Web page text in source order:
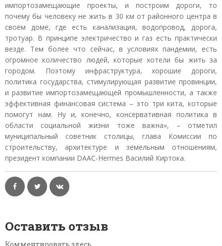
импортозамещающие проекты, и построим дороги, то
почему бы человеку не жить в 30 км от районного центра в
своём доме, где есть канализация, водопровод, дорога,
тротуар. В принципе электричество и газ есть практически
везде. Тем более что сейчас, в условиях пандемии, есть
огромное количество людей, которые хотели бы жить за
городом. Поэтому инфраструктура, хорошие дороги,
политика государства, стимулирующая развитие провинции,
и развитие импортозамещающей промышленности, а также
эффективная финансовая система – это три кита, которые
помогут нам. Ну и, конечно, консервативная политика в
области социальной жизни тоже важна», – отметил
муниципальный советник столицы, глава Комиссии по
строительству, архитектуре и земельным отношениям,
президент компании DAAC-Hermes Василий Киртока.
Оставить отзыв